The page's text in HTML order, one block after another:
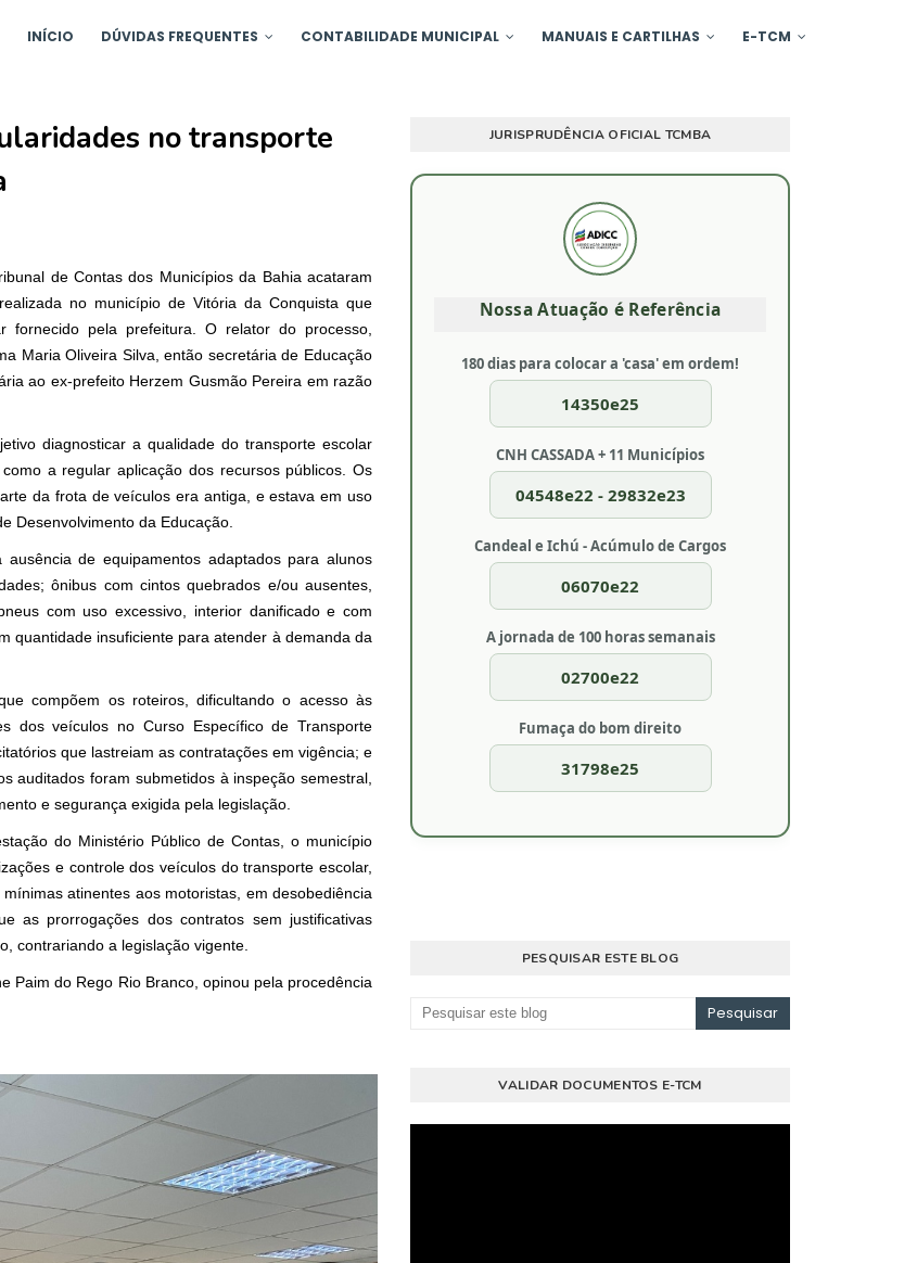
INÍCIO DÚVIDAS FREQUENTES CONTABILIDADE MUNICIPAL MANUAIS E CARTILHAS E-TCM
no transporte
de Contas dos Municípios da Bahia acataram
no município de Vitória da Conquista que
fornecido pela prefeitura. O relator do processo,
Maria Oliveira Silva, então secretária de Educação
ao ex-prefeito Herzem Gusmão Pereira em razão
diagnosticar a qualidade do transporte escolar
a regular aplicação dos recursos públicos. Os
da frota de veículos era antiga, e estava em uso
Desenvolvimento da Educação.
de equipamentos adaptados para alunos
ônibus com cintos quebrados e/ou ausentes,
com uso excessivo, interior danificado e com
quantidade insuficiente para atender à demanda da
compõem os roteiros, dificultando o acesso às
dos veículos no Curso Específico de Transporte
que lastreiam as contratações em vigência; e
auditados foram submetidos à inspeção semestral,
e segurança exigida pela legislação.
do Ministério Público de Contas, o município
e controle dos veículos do transporte escolar,
atinentes aos motoristas, em desobediência
as prorrogações dos contratos sem justificativas
contrariando a legislação vigente.
Paim do Rego Rio Branco, opinou pela procedência
JURISPRUDÊNCIA OFICIAL TCMBA
Nossa Atuação é Referência
180 dias para colocar a 'casa' em ordem!
14350e25
CNH CASSADA + 11 Municípios
04548e22 - 29832e23
Candeal e Ichú - Acúmulo de Cargos
06070e22
A jornada de 100 horas semanais
02700e22
Fumaça do bom direito
31798e25
PESQUISAR ESTE BLOG
VALIDAR DOCUMENTOS E-TCM